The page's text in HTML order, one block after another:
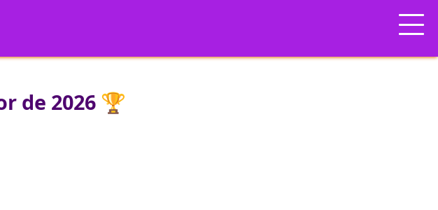
de 2026 🏆